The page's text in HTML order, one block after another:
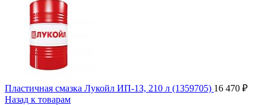
Пластичная смазка Лукойл ИП-1З, 210 л (1359705) 16 470 ₽
Назад к товарам